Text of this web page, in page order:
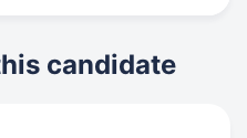
candidate